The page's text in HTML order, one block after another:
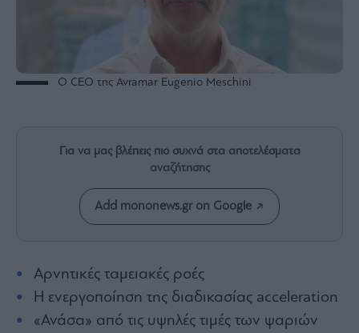
ESG
Les
Bons
Vivants
Auto
O CEO της Avramar Eugenio Meschini
Για να μας βλέπεις πιο συχνά στα αποτελέσματα
αναζήτησης
Add mononews.gr on Google
Αρνητικές ταμειακές ροές
Η ενεργοποίηση της διαδικασίας acceleration
«Ανάσα» από τις υψηλές τιμές των ψαριών